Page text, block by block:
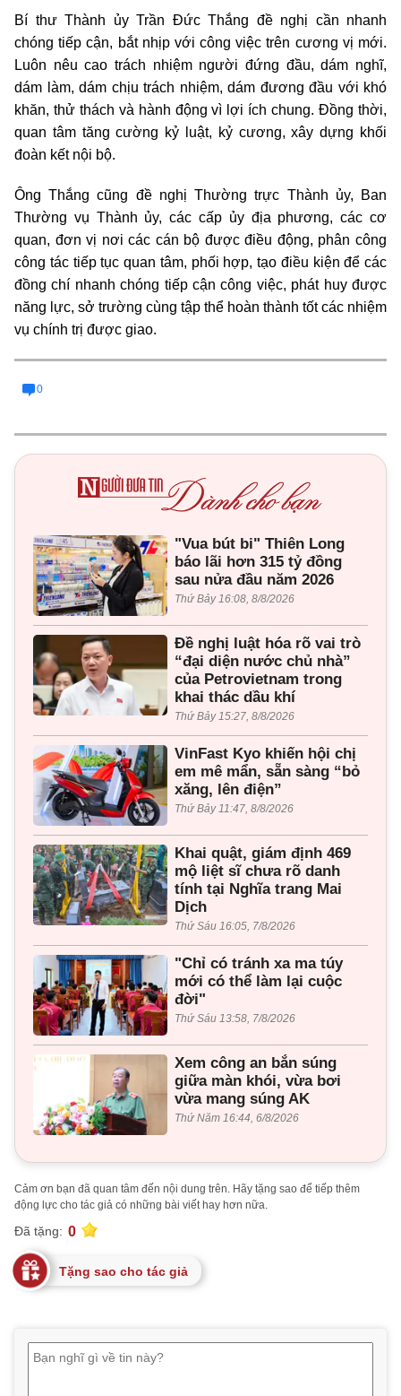
Bí thư Thành ủy Trần Đức Thắng đề nghị cần nhanh
chóng tiếp cận, bắt nhịp với công việc trên cương vị mới.
Luôn nêu cao trách nhiệm người đứng đầu, dám nghĩ,
dám làm, dám chịu trách nhiệm, dám đương đầu với khó
khăn, thử thách và hành động vì lợi ích chung. Đồng thời,
quan tâm tăng cường kỷ luật, kỷ cương, xây dựng khối
đoàn kết nội bộ.
Ông Thắng cũng đề nghị Thường trực Thành ủy, Ban
Thường vụ Thành ủy, các cấp ủy địa phương, các cơ
quan, đơn vị nơi các cán bộ được điều động, phân công
công tác tiếp tục quan tâm, phối hợp, tạo điều kiện để các
đồng chí nhanh chóng tiếp cận công việc, phát huy được
năng lực, sở trường cùng tập thể hoàn thành tốt các nhiệm
vụ chính trị được giao.
0
"Vua bút bi" Thiên Long
báo lãi hơn 315 tỷ đồng
sau nửa đầu năm 2026
Thứ Bảy 16:08, 8/8/2026
Đề nghị luật hóa rõ vai trò
“đại diện nước chủ nhà”
của Petrovietnam trong
khai thác dầu khí
Thứ Bảy 15:27, 8/8/2026
VinFast Kyo khiến hội chị
em mê mẩn, sẵn sàng “bỏ
xăng, lên điện”
Thứ Bảy 11:47, 8/8/2026
Khai quật, giám định 469
mộ liệt sĩ chưa rõ danh
tính tại Nghĩa trang Mai
Dịch
Thứ Sáu 16:05, 7/8/2026
"Chỉ có tránh xa ma túy
mới có thể làm lại cuộc
đời"
Thứ Sáu 13:58, 7/8/2026
Xem công an bắn súng
giữa màn khói, vừa bơi
vừa mang súng AK
Thứ Năm 16:44, 6/8/2026
Cảm ơn bạn đã quan tâm đến nội dung trên. Hãy tặng sao để tiếp thêm
động lực cho tác giả có những bài viết hay hơn nữa.
Đã tặng: 0
Tặng sao cho tác giả